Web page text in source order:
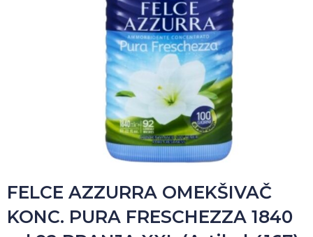
FELCE AZZURRA OMEKŠIVAČ
KONC. PURA FRESCHEZZA 1840